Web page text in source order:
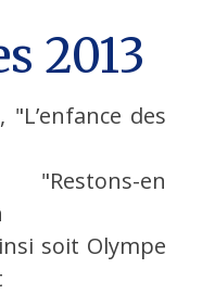
2013
des
en
soit Olympe